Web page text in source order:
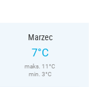
Marzec
7°C
maks. 11°C
min. 3°C